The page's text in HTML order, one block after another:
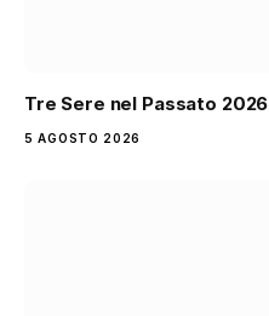
Tre Sere nel Passato
5 AGOSTO 2026